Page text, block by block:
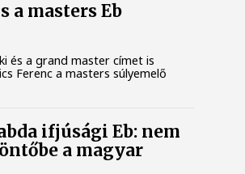
a masters Eb
és a grand master címet is
Ferenc a masters súlyemelő
ifjúsági Eb: nem
a magyar